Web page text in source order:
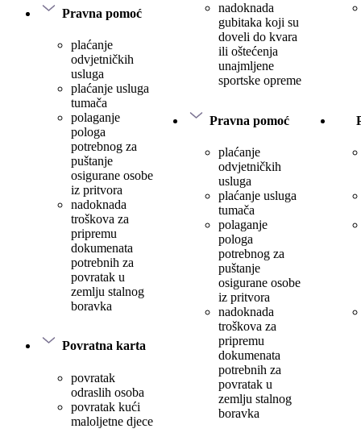
Pravna pomoć
plaćanje
odvjetničkih
usluga
plaćanje usluga
tumača
polaganje
pologa
potrebnog za
puštanje
osigurane osobe
iz pritvora
nadoknada
troškova za
pripremu
dokumenata
potrebnih za
povratak u
zemlju stalnog
boravka
Povratna karta
povratak
odraslih osoba
povratak kući
maloljetne djece
nadoknada
gubitaka koji su
doveli do kvara
ili oštećenja
unajmljene
sportske opreme
Pravna pomoć
plaćanje
odvjetničkih
usluga
plaćanje usluga
tumača
polaganje
pologa
potrebnog za
puštanje
osigurane osobe
iz pritvora
nadoknada
troškova za
pripremu
dokumenata
potrebnih za
povratak u
zemlju stalnog
boravka